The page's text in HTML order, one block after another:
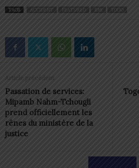
TAGS ACCIDENT FEATURED RN1 TOGO
Article précédent
Passation de services:
Mipamb Nahm-Tchougli
prend officiellement les
rênes du ministère de la
justice